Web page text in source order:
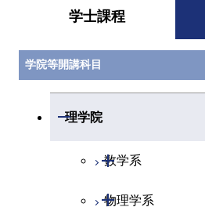
学士課程
学院等開講科目
理学院
開閉
数学系
開閉
数学コース
物理学系
開閉